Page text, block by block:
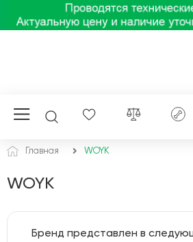
Главная WOYK
WOYK
Бренд представлен в